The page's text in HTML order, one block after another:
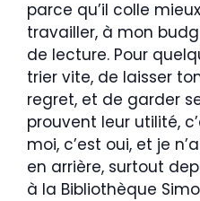
parce qu’il colle
travailler, à mon
de lecture. Pour
trier vite, de laisser
regret, et de garder
prouvent leur utilité,
moi, c’est oui, et je
en arrière, surtout
à la Bibliothèque